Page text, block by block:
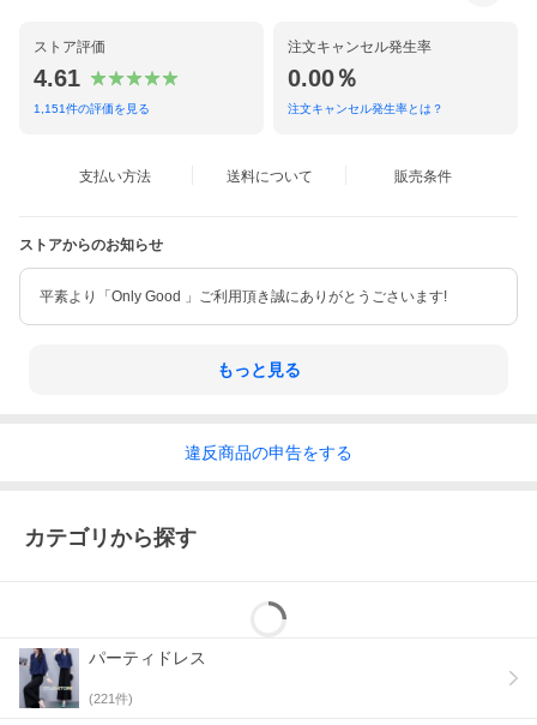
ストア評価
4.61
1,151件の評価を見る
注文キャンセル発生率
0.00％
注文キャンセル発生率とは？
支払い方法 送料について 販売条件
ストアからのお知らせ
平素より「Only Good 」ご利用頂き誠にありがとうごさいます!
もっと見る
違反商品の申告をする
カテゴリから探す
パーティドレス
(221件)